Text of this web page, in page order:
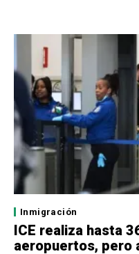
Inmigración
ICE realiza hasta
aeropuertos, pero